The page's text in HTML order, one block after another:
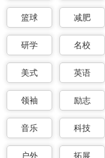
篮球 减肥
研学 名校
美式 英语
领袖 励志
音乐 科技
户外 拓展